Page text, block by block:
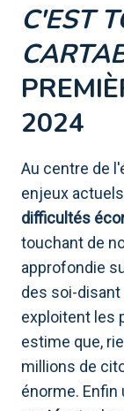
C'EST
2024
Au centre de
enjeux
difficultés
touchant de
approfondie
des soi-
exploitent les
estime que,
millions de
énorme.